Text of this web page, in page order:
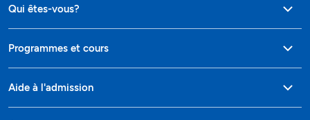
Qui êtes-vous?
Programmes et cours
Aide à l'admission